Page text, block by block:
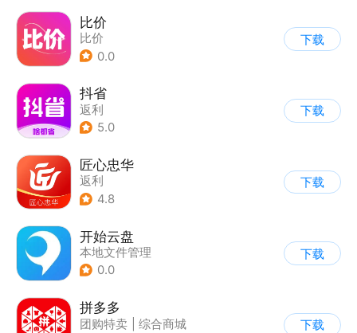
比价
比价
0.0
下载
抖省
返利
5.0
下载
匠心忠华
返利
4.8
下载
开始云盘
本地文件管理
0.0
下载
拼多多
团购特卖
综合商城
下载